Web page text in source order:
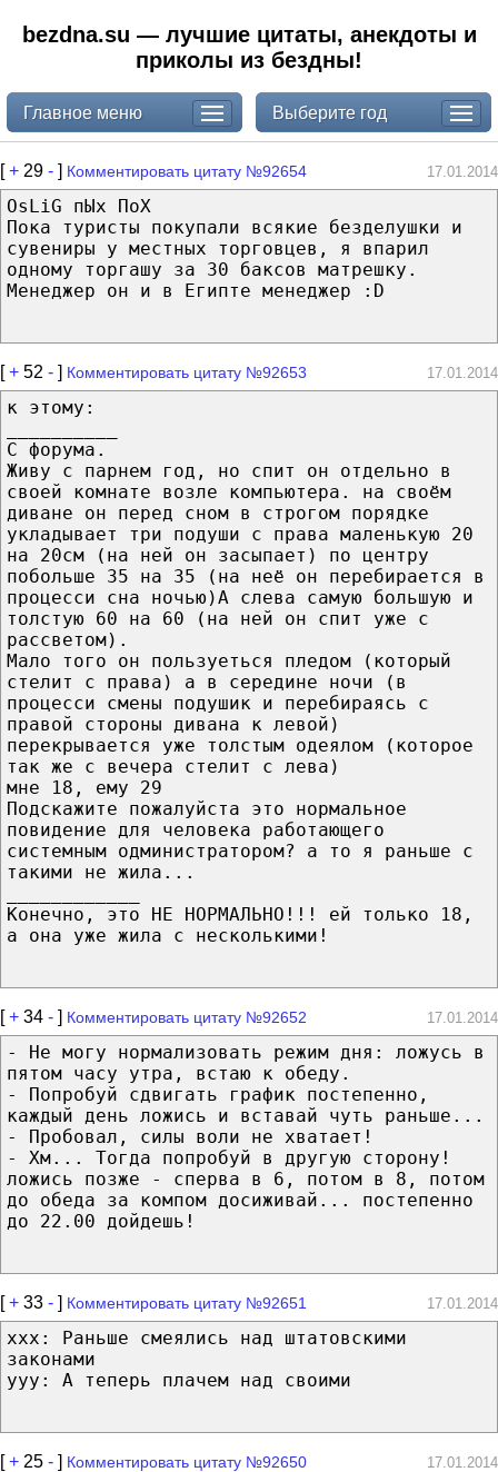
bezdna.su — лучшие цитаты, анекдоты и
приколы из бездны!
Главное меню Выберите год
[+ 29 - ] Комментировать цитату №92654 17.01.2014
OsLiG пЫх ПоХ
Пока туристы покупали всякие безделушки и
сувениры у местных торговцев, я впарил
одному торгашу за 30 баксов матрешку.
Менеджер он и в Египте менеджер :D
[+ 52 - ] Комментировать цитату №92653 17.01.2014
к этому:
С форума.
Живу с парнем год, но спит он отдельно в
своей комнате возле компьютера. на своём
диване он перед сном в строгом порядке
укладывает три подуши с права маленькую 20
на 20см (на ней он засыпает) по центру
побольше 35 на 35 (на неё он перебирается в
процесси сна ночью)А слева самую большую и
толстую 60 на 60 (на ней он спит уже с
рассветом).
Мало того он пользуеться пледом (который
стелит с права) а в середине ночи (в
процесси смены подушик и перебираясь с
правой стороны дивана к левой)
перекрывается уже толстым одеялом (которое
так же с вечера стелит с лева)
мне 18, ему 29
Подскажите пожалуйста это нормальное
повидение для человека работающего
системным одминистратором? а то я раньше с
такими не жила...
Конечно, это НЕ НОРМАЛЬНО!!! ей только 18,
а она уже жила с несколькими!
[+ 34 - ] Комментировать цитату №92652 17.01.2014
- Не могу нормализовать режим дня: ложусь в
пятом часу утра, встаю к обеду.
- Попробуй сдвигать график постепенно,
каждый день ложись и вставай чуть раньше...
- Пробовал, силы воли не хватает!
- Хм... Тогда попробуй в другую сторону!
ложись позже - сперва в 6, потом в 8, потом
до обеда за компом досиживай... постепенно
до 22.00 дойдешь!
[+ 33 - ] Комментировать цитату №92651 17.01.2014
xxx: Раньше смеялись над штатовскими
законами
yyy: А теперь плачем над своими
[+ 25 - ] Комментировать цитату №92650 17.01.2014